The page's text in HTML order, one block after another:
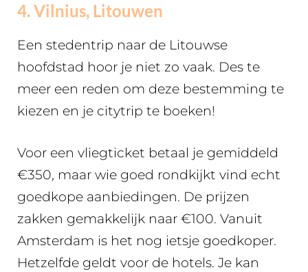
4. Vilnius, Litouwen
Een stedentrip naar de Litouwse
hoofdstad hoor je niet zo vaak. Des te
meer een reden om deze bestemming te
kiezen en je citytrip te boeken!
Voor een vliegticket betaal je gemiddeld
€350, maar wie goed rondkijkt vind echt
goedkope aanbiedingen. De prijzen
zakken gemakkelijk naar €100. Vanuit
Amsterdam is het nog ietsje goedkoper.
Hetzelfde geldt voor de hotels. Je kan